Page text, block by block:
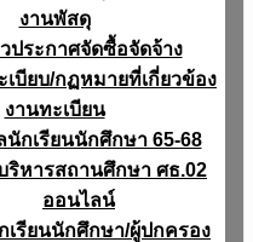
งานพัสดุ
ประกาศจัดซื้อจัดจ้าง
เบียบ/กฏหมายที่เกี่ยวข้อง
งานทะเบียน
กเรียนนักศึกษา 65-68
ริหารสถานศึกษา ศธ.02
ออนไลน์
เรียนนักศึกษา/ผู้ปกครอง